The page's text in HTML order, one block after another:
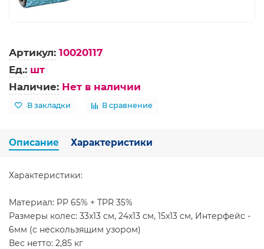
Артикул: 10020117
Ед.: шт
Наличие: Нет в наличии
В закладки В сравнение
Описание Характеристики
Характеристики:
Материал: PP 65% + TPR 35%
Размеры колес: 33x13 см, 24x13 см, 15x13 см, Интерфейс -
6мм (с нескользящим узором)
Вес нетто: 2,85 кг